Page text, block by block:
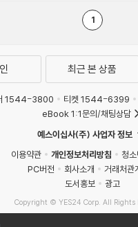
1
최근 본 상품
1544-3800 티켓 1544-6399
eBook 1:1문의/채팅상담
예스이십사(주) 사업자 정보
이용약관
개인정보처리방침
청
PC버전
회사소개
거래처관
도서홍보
광고
Copyright © YES24 Corp. All Rights